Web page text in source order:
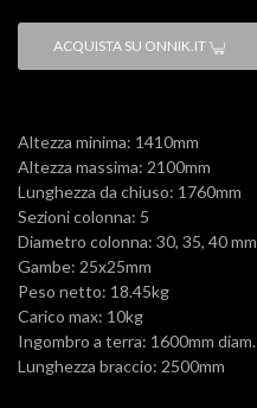
ACQUISTA SU ONNIK.IT
Altezza minima: 1410mm
Altezza massima: 2100mm
Lunghezza da chiuso: 1760mm
Sezioni colonna: 5
Diametro colonna: 30, 35, 40 mm
Gambe: 25x25mm
Peso netto: 18.45kg
Carico max: 10kg
Ingombro a terra: 1600mm diam.
Lunghezza braccio: 2500mm